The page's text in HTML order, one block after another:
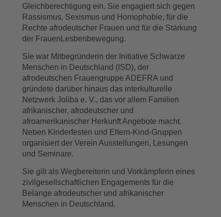
Gleichberechtigung ein. Sie engagiert sich gegen
Rassismus, Sexismus und Homophobie, für die
Rechte afrodeutscher Frauen und für die Stärkung
der FrauenLesbenbewegung.
Sie war Mitbegründerin der Initiative Schwarze
Menschen in Deutschland (ISD), der
afrodeutschen Frauengruppe ADEFRA und
gründete darüber hinaus das interkulturelle
Netzwerk Joliba e. V., das vor allem Familien
afrikanischer, afrodeutscher und
afroamerikanischer Herkunft Angebote macht.
Neben Kinderfesten und Eltern-Kind-Gruppen
organisiert der Verein Ausstellungen, Lesungen
und Seminare.
Sie gilt als Wegbereiterin und Vorkämpferin eines
zivilgesellschaftlichen Engagements für die
Belange afrodeutscher und afrikanischer
Menschen in Deutschland.